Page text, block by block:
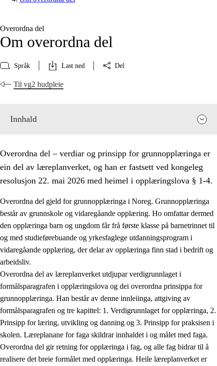
Overordna del
Om overordna del
Språk Last ned Del
Til vg2 hudpleie
Innhald
Overordna del – verdiar og prinsipp for grunnopplæringa er
ein del av læreplanverket, og han er fastsett ved kongeleg
resolusjon 22. mai 2026 med heimel i opplæringslova § 1-4.
Overordna del gjeld for grunnopplæringa i Noreg. Grunnopplæringa
består av grunnskole og vidaregåande opplæring. Ho omfattar dermed
den opplæringa barn og ungdom får frå første klasse på barnetrinnet til
og med studieførebuande og yrkesfaglege utdanningsprogram i
vidaregåande opplæring, der delar av opplæringa finn stad i bedrift og
arbeidsliv.
Overordna del av læreplanverket utdjupar verdigrunnlaget i
formålsparagrafen i opplæringslova og dei overordna prinsippa for
grunnopplæringa. Han består av denne innleiinga, attgiving av
formålsparagrafen og tre kapittel: 1. Verdigrunnlaget for opplæringa, 2.
Prinsipp for læring, utvikling og danning og 3. Prinsipp for praksisen i
skolen. Læreplanane for faga skildrar innhaldet i og målet med faga.
Overordna del gir retning for opplæringa i fag, og alle fag bidrar til å
realisere det breie formålet med opplæringa. Heile læreplanverket er